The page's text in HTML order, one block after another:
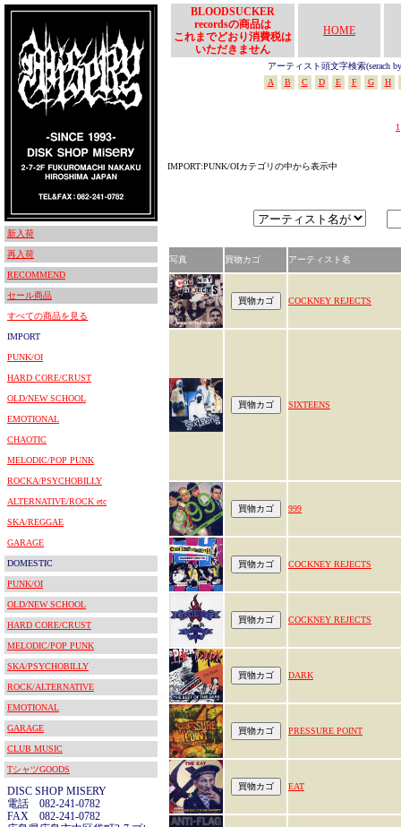
新入荷
再入荷
RECOMMEND
セール商品
すべての商品を見る
IMPORT
PUNK/OI
HARD CORE/CRUST
OLD/NEW SCHOOL
EMOTIONAL
CHAOTIC
MELODIC/POP PUNK
ROCKA/PSYCHOBILLY
ALTERNATIVE/ROCK etc
SKA/REGGAE
GARAGE
DOMESTIC
PUNK/OI
OLD/NEW SCHOOL
HARD CORE/CRUST
MELODIC/POP PUNK
SKA/PSYCHOBILLY
ROCK/ALTERNATIVE
EMOTIONAL
GARAGE
CLUB MUSIC
TシャツGOODS
DISC SHOP MISERY
電話 082-241-0782
FAX 082-241-0782
BLOODSUCKER
recordsの商品は
これまでどおり消費税は
いただきません
HOME
アーティスト頭文字検索(serach
A
B C D E F G H
1
IMPORT:PUNK/OIカテゴリの中から表示中
写真 買物カゴ アーティスト名
COCKNEY REJECTS
SIXTEENS
999
COCKNEY REJECTS
COCKNEY REJECTS
DARK
PRESSURE POINT
EAT